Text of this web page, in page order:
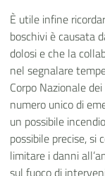
È utile infine
boschivi è causata
dolosi e che la
nel segnalare
Corpo Nazionale
numero unico di
un possibile
possibile precise,
limitare i danni
sul fuoco di